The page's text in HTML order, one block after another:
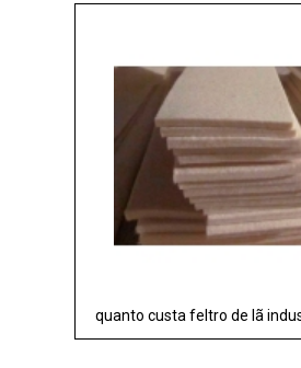
quanto custa feltro de lã